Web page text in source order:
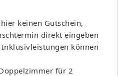
keinen Gutschein,
direkt eingeben
können
für 2